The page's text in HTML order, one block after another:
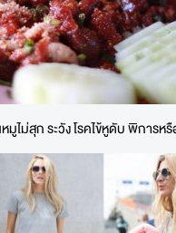
ไม่สุก ระวัง โรคไข้หูดับ พิการห